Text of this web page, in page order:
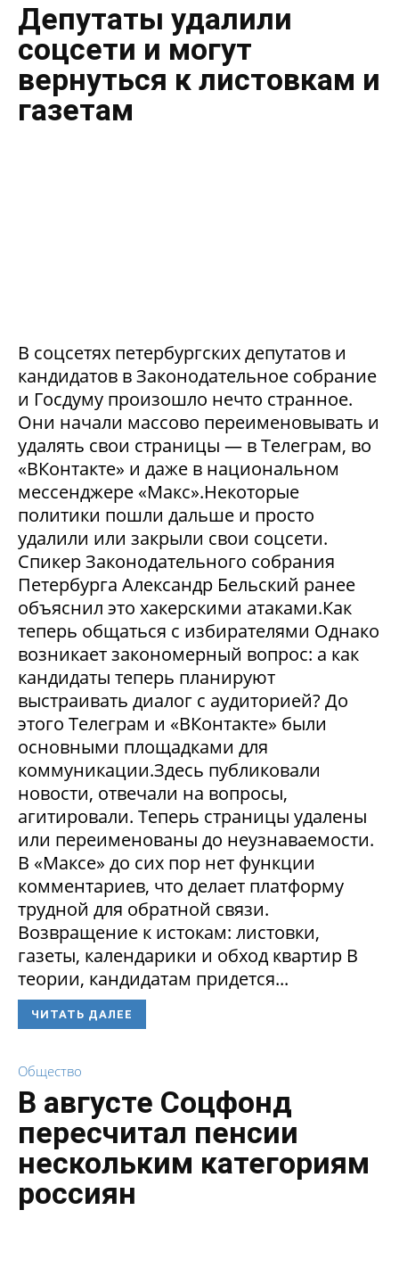
Депутаты удалили
соцсети и могут
вернуться к листовкам и
газетам
В соцсетях петербургских депутатов и
кандидатов в Законодательное собрание
и Госдуму произошло нечто странное.
Они начали массово переименовывать и
удалять свои страницы — в Телеграм, во
«ВКонтакте» и даже в национальном
мессенджере «Макс».Некоторые
политики пошли дальше и просто
удалили или закрыли свои соцсети.
Спикер Законодательного собрания
Петербурга Александр Бельский ранее
объяснил это хакерскими атаками.Как
теперь общаться с избирателями Однако
возникает закономерный вопрос: а как
кандидаты теперь планируют
выстраивать диалог с аудиторией? До
этого Телеграм и «ВКонтакте» были
основными площадками для
коммуникации.Здесь публиковали
новости, отвечали на вопросы,
агитировали. Теперь страницы удалены
или переименованы до неузнаваемости.
В «Максе» до сих пор нет функции
комментариев, что делает платформу
трудной для обратной связи.
Возвращение к истокам: листовки,
газеты, календарики и обход квартир В
теории, кандидатам придется...
ЧИТАТЬ ДАЛЕЕ
Общество
В августе Соцфонд
пересчитал пенсии
нескольким категориям
россиян